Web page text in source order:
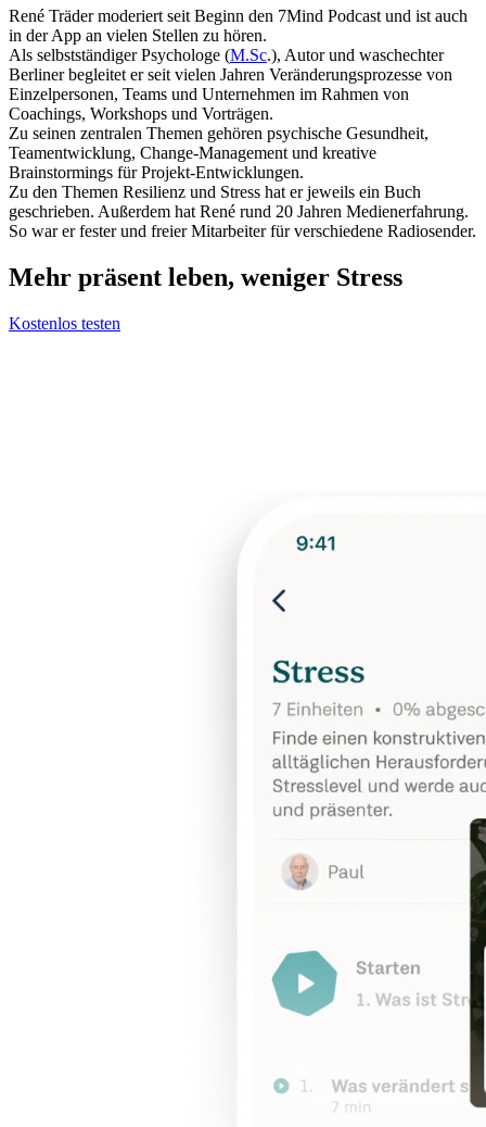
René Träder moderiert seit Beginn den 7Mind Podcast und ist auch
in der App an vielen Stellen zu hören.
Als selbstständiger Psychologe (M.Sc.), Autor und waschechter
Berliner begleitet er seit vielen Jahren Veränderungsprozesse von
Einzelpersonen, Teams und Unternehmen im Rahmen von
Coachings, Workshops und Vorträgen.
Zu seinen zentralen Themen gehören psychische Gesundheit,
Teamentwicklung, Change-Management und kreative
Brainstormings für Projekt-Entwicklungen.
Zu den Themen Resilienz und Stress hat er jeweils ein Buch
geschrieben. Außerdem hat René rund 20 Jahren Medienerfahrung.
So war er fester und freier Mitarbeiter für verschiedene Radiosender.
Mehr präsent leben, weniger Stress
Kostenlos testen